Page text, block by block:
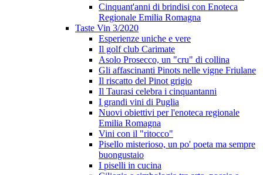
Cinquant'anni di brindisi con Enoteca
Regionale Emilia Romagna
Taste Vin 3/2020
Esperienze uniche e vere
Il golf club Carimate
Asolo Prosecco, un "cru" di collina
Gli affascinanti Pinots nelle vigne Friulane
Il riscatto del Pinot grigio
Il Taurasi celebra i cinquantanni
I grandi vini di Puglia
Nuovi obiettivi per l'enoteca regionale
Emilia Romagna
Vini con il "ritocco"
Pisello misterioso, un po' poeta ma sempre
buongustaio
I piselli in cucina